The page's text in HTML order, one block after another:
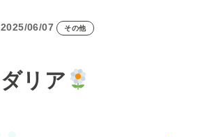
2025/06/07 その他
ダリア